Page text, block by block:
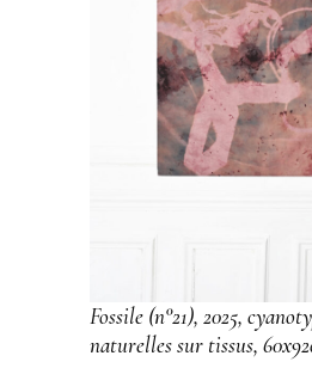
Fossile (n°21), 2025,
naturelles sur tissus,